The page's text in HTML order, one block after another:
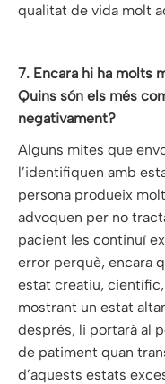
qualitat de vida molt
7. Encara hi ha molts
Quins són els més
negativament?
Alguns mites que
l’identifiquen amb
persona produeix
advoquen per no
pacient les continuï
error perquè, encara
estat creatiu,
mostrant un estat
després, li portarà al
de patiment quan
d’aquests estats